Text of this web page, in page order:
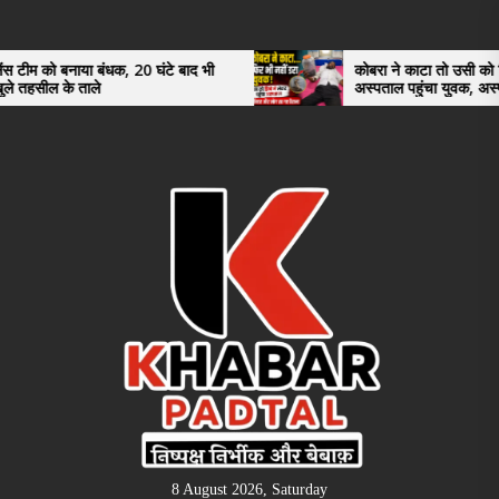
the
content
बंधक, 20 घंटे बाद भी
के ताले
कोबरा ने काटा तो उसी को डिब्बे में
अस्पताल पहुंचा युवक, अस्पताल में
भी रह गए हैरान
8 August 2026, Saturday